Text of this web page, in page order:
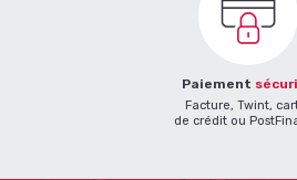
Paiement
Facture, Twint,
de crédit ou